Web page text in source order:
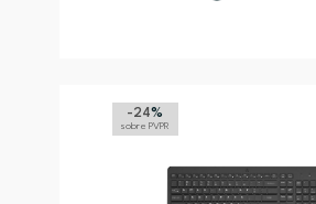
-24%
sobre PVPR